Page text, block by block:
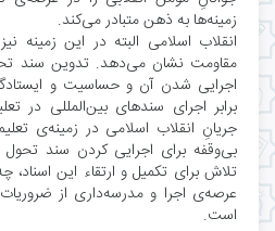
زمینه‌ها به ذهن متبادر می‌کند.
انقلاب اسلامی البته در این زمینه
مقاومت نشان ‌می‌دهد. تدوین سند
اجرایی شدن آن و حساسیت و
برابر اجرای سندهای بین‌المللی در
جریانِ انقلاب اسلامی در زمینه‌ی
بی‌وقفه برای اجرایی کردن سند
تلاش برای تکمیل و ارتقاء این
عرصه‌ی اجرا و مدرسه‌داری از
است.